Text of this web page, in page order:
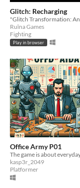
Glitch: Recharging
Ruїna Games
Fighting
Play in browser
Office Army P01
kasp3r_2049
Platformer